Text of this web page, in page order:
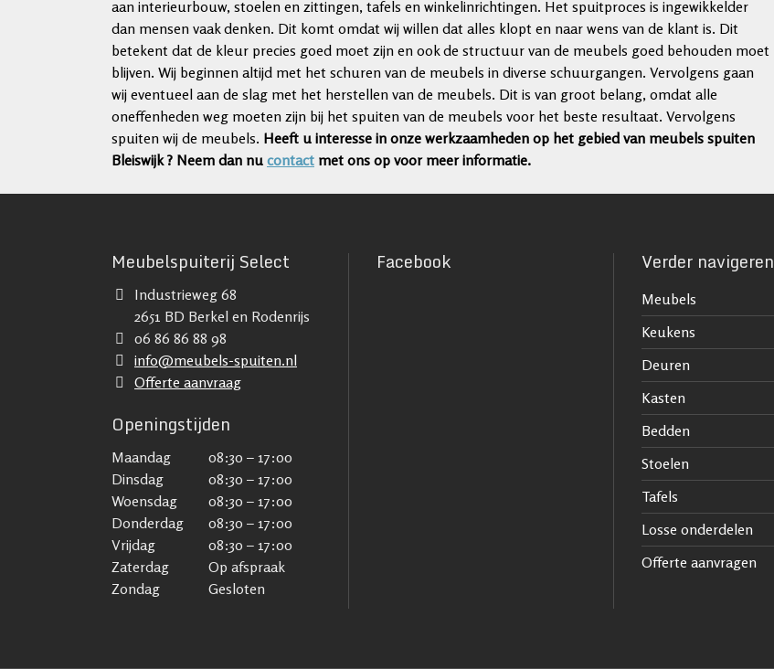
aan interieurbouw, stoelen en zittingen, tafels en winkelinrichtingen. Het spuitproces is ingewikkelder
dan mensen vaak denken. Dit komt omdat wij willen dat alles klopt en naar wens van de klant is. Dit
betekent dat de kleur precies goed moet zijn en ook de structuur van de meubels goed behouden moet
blijven. Wij beginnen altijd met het schuren van de meubels in diverse schuurgangen. Vervolgens gaan
wij eventueel aan de slag met het herstellen van de meubels. Dit is van groot belang, omdat alle
oneffenheden weg moeten zijn bij het spuiten van de meubels voor het beste resultaat. Vervolgens
spuiten wij de meubels. Heeft u interesse in onze werkzaamheden op het gebied van meubels spuiten
Bleiswijk ? Neem dan nu contact met ons op voor meer informatie.
Meubelspuiterij Select
Industrieweg 68
2651 BD Berkel en Rodenrijs
06 86 86 88 98
info@meubels-spuiten.nl
Offerte aanvraag
Openingstijden
Maandag
08:30 – 17:00
Dinsdag
08:30 – 17:00
Woensdag
08:30 – 17:00
Donderdag
08:30 – 17:00
Vrijdag
08:30 – 17:00
Zaterdag
Op afspraak
Zondag
Gesloten
Facebook Verder navigeren
Meubels
Keukens
Deuren
Kasten
Bedden
Stoelen
Tafels
Losse onderdelen
Offerte aanvragen